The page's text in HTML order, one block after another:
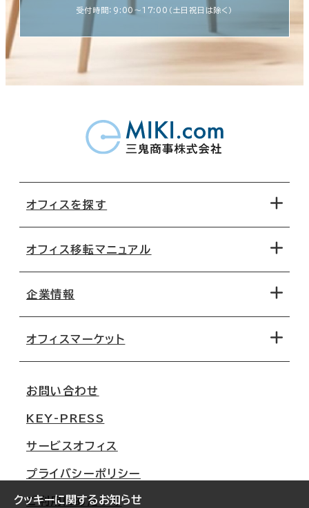
クッキーに関するお知らせ
受付時間：9:00〜17:00（土日祝日は除く）
オフィスを探す
地図から探す
路線・駅から探す
オフィス移転マニュアル
移転コストシミュレーション
移転スケジュール
オフィス移転Q&A
企業情報
オフィスマーケット
大阪
名古屋
札幌
仙台
お問い合わせ
KEY-PRESS
サービスオフィス
プライバシーポリシー
ご利用にあたって